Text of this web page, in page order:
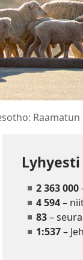
2 363 000
4 594–
83–
1:537–